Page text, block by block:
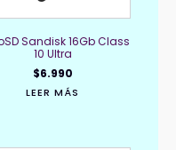
Sandisk 16Gb Class
10 Ultra
$6.990
LEER MÁS